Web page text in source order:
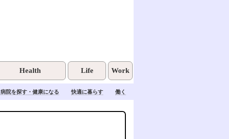
Health Life Work
病院を探す・健康になる 快適に暮らす 働く